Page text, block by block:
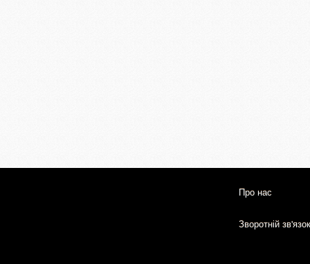
Про нас
Зворотній зв'язок